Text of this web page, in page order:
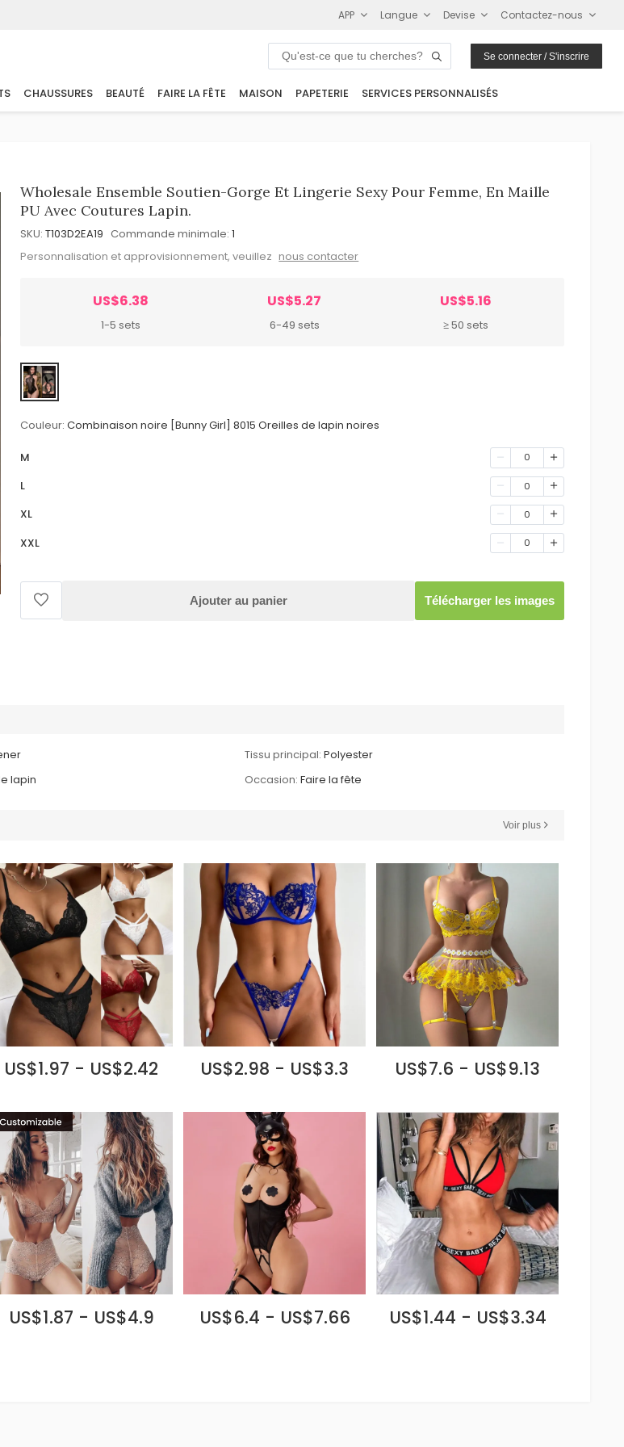
APP Langue Devise Contactez-nous
Se connecter / S'inscrire
CHAUSSURES BEAUTÉ FAIRE LA FÊTE MAISON PAPETERIE SERVICES PERSONNALISÉS
Wholesale Ensemble Soutien-Gorge Et Lingerie Sexy Pour Femme, En Maille
PU Avec Coutures Lapin.
SKU: T103D2EA19 Commande minimale: 1
Personnalisation et approvisionnement, veuillez nous contacter
US$6.38
1-5 sets
US$5.27
6-49 sets
US$5.16
≥ 50 sets
Couleur: Combinaison noire [Bunny Girl] 8015 Oreilles de lapin noires
M 0
L 0
XL 0
XXL 0
Ajouter au panier Télécharger les images
Tissu principal: Polyester
lapin Occasion: Faire la fête
Voir plus
US$1.97 - US$2.42 US$2.98 - US$3.3 US$7.6 - US$9.13
US$1.87 - US$4.9 US$6.4 - US$7.66 US$1.44 - US$3.34